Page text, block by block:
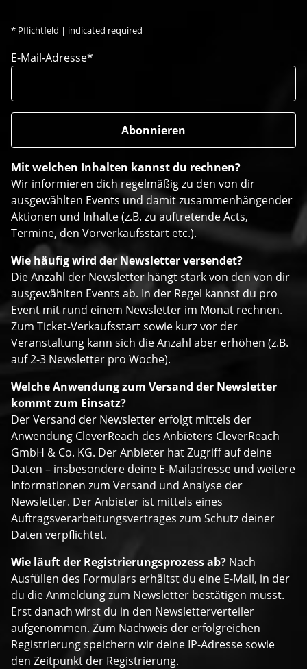
* Pflichtfeld | indicated required
E-Mail-Adresse*
Mit welchen Inhalten kannst du rechnen?
Wir informieren dich regelmäßig zu den von dir
ausgewählten Events und damit zusammenhängender
Aktionen und Inhalte (z.B. zu auftretende Acts,
Termine, den Vorverkaufsstart etc.).
Wie häufig wird der Newsletter versendet?
Die Anzahl der Newsletter hängt stark von den von dir
ausgewählten Events ab. In der Regel kannst du pro
Event mit rund einem Newsletter im Monat rechnen.
Zum Ticket-Verkaufsstart sowie kurz vor der
Veranstaltung kann sich die Anzahl aber erhöhen (z.B.
auf 2-3 Newsletter pro Woche).
Welche Anwendung zum Versand der Newsletter
kommt zum Einsatz?
Der Versand der Newsletter erfolgt mittels der
Anwendung CleverReach des Anbieters CleverReach
GmbH & Co. KG. Der Anbieter hat Zugriff auf deine
Daten – insbesondere deine E-Mailadresse und weitere
Informationen zum Versand und Analyse der
Newsletter. Der Anbieter ist mittels eines
Auftragsverarbeitungsvertrages zum Schutz deiner
Daten verpflichtet.
Wie läuft der Registrierungsprozess ab? Nach
Ausfüllen des Formulars erhältst du eine E-Mail, in der
du die Anmeldung zum Newsletter bestätigen musst.
Erst danach wirst du in den Newsletterverteiler
aufgenommen. Zum Nachweis der erfolgreichen
Registrierung speichern wir deine IP-Adresse sowie
den Zeitpunkt der Registrierung.